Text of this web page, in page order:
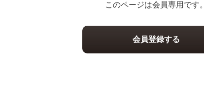
このページは会員専用です。
会員登録する